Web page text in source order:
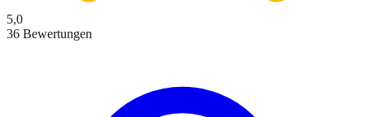
5,0
36 Bewertungen